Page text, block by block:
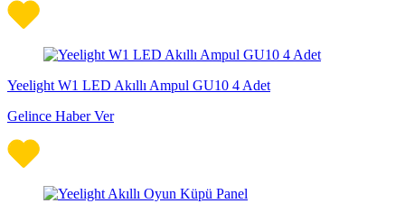
Yeelight W1 LED Akıllı Ampul GU10 4 Adet
Gelince Haber Ver